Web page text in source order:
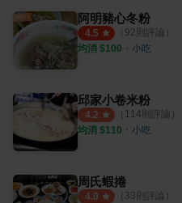
阿明豬心冬粉
4.5 （ 92則評論）
均消 $100 ・ 小吃
邱家小卷米粉
4.2 （ 114則評論）
均消 $110 ・ 小吃
周氏蝦捲
4.0 （ 33則評論）